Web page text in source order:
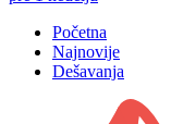
Početna
Najnovije
Dešavanja